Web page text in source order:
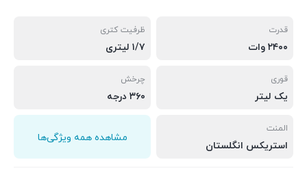
قدرت
۲۴۰۰ وات
ظرفیت کتری
۱/۷ لیتری
قوری
یک لیتر
چرخش
۳۶۰ درجه
المنت
استریکس انگلستان
مشاهده همه ویژگی‌ها